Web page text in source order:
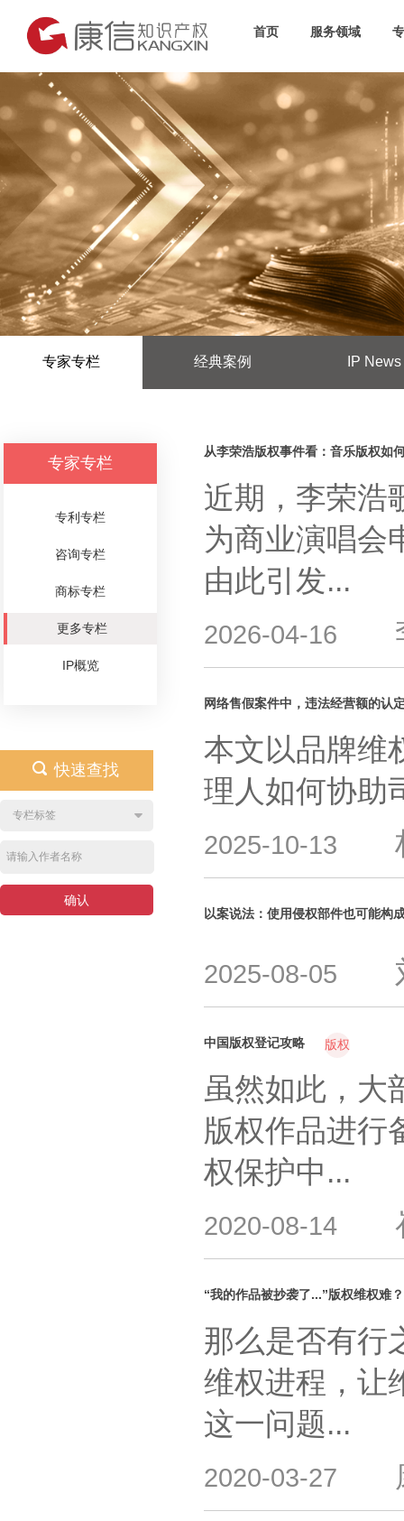
首页 服务领域
专家专栏 经典案例 IP News
专家专栏
专利专栏
咨询专栏
商标专栏
更多专栏
IP概览
快速查找
从李荣浩版权事件看：音乐版权如
近期，李荣浩
为商业演唱会
由此引发...
2026-04-16
网络售假案件中，违法经营额的
本文以品牌维
理人如何协助
2025-10-13
以案说法：使用侵权部件也可能构
2025-08-05
​中国版权登记攻略 版权
虽然如此，大
版权作品进行
权保护中...
2020-08-14
“我的作品被抄袭了...”版权维权难
那么是否有行
维权进程，让
这一问题...
2020-03-27